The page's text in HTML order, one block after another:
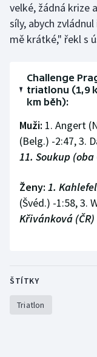
velké, žádná krize
síly, abych
mě krátké," řekl s
Challenge
triatlonu (1,9
km běh):
Muži: 1. Angert
(Belg.) -2:47, 3.
11. Soukup (oba
Ženy: 1.
(Švéd.) -1:58, 3.
Křivánková (ČR)
ŠTÍTKY
Triatlon